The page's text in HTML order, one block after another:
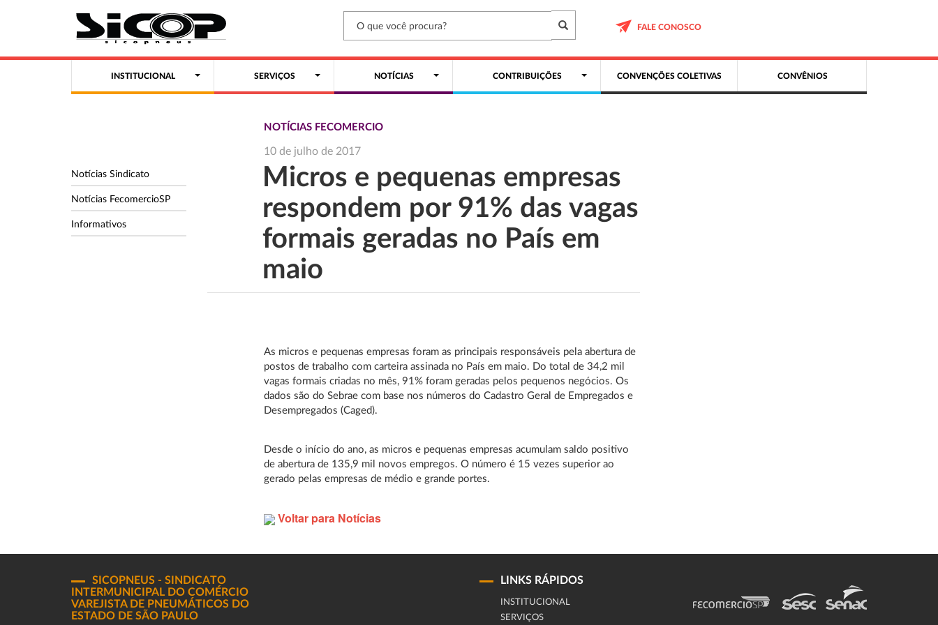
FALE CONOSCO
INSTITUCIONAL SERVIÇOS NOTÍCIAS CONTRIBUIÇÕES CONVENÇÕES COLETIVAS CONVÊNIOS
Notícias Sindicato
Notícias FecomercioSP
Informativos
NOTÍCIAS FECOMERCIO
10 de julho de 2017
Micros e pequenas empresas
respondem por 91% das vagas
formais geradas no País em
maio
As micros e pequenas empresas foram as principais responsáveis pela abertura de
postos de trabalho com carteira assinada no País em maio. Do total de 34,2 mil
vagas formais criadas no mês, 91% foram geradas pelos pequenos negócios. Os
dados são do Sebrae com base nos números do Cadastro Geral de Empregados e
Desempregados (Caged).
Desde o início do ano, as micros e pequenas empresas acumulam saldo positivo
de abertura de 135,9 mil novos empregos. O número é 15 vezes superior ao
gerado pelas empresas de médio e grande portes.
Voltar para Notícias
SICOPNEUS - SINDICATO
INTERMUNICIPAL DO COMÉRCIO
VAREJISTA DE PNEUMÁTICOS DO
ESTADO DE SÃO PAULO
LINKS RÁPIDOS
INSTITUCIONAL
SERVIÇOS